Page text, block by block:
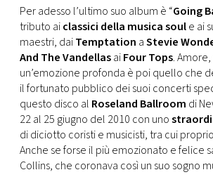
Per adesso l’ultimo suo album è “Going
tributo aiclassici della musica soule ai
maestri, daiTemptation aStevie
And The VandellasaiFour Tops.
un’emozione profonda è poi quello che
il fortunato pubblico dei suoi concerti
questo disco al Roseland Ballroom di
22 al 25 giugno del 2010 con uno
di diciotto coristi e musicisti, tra cui
Anche se forse il più emozionato e felice
Collins, che coronava così un suo sogno